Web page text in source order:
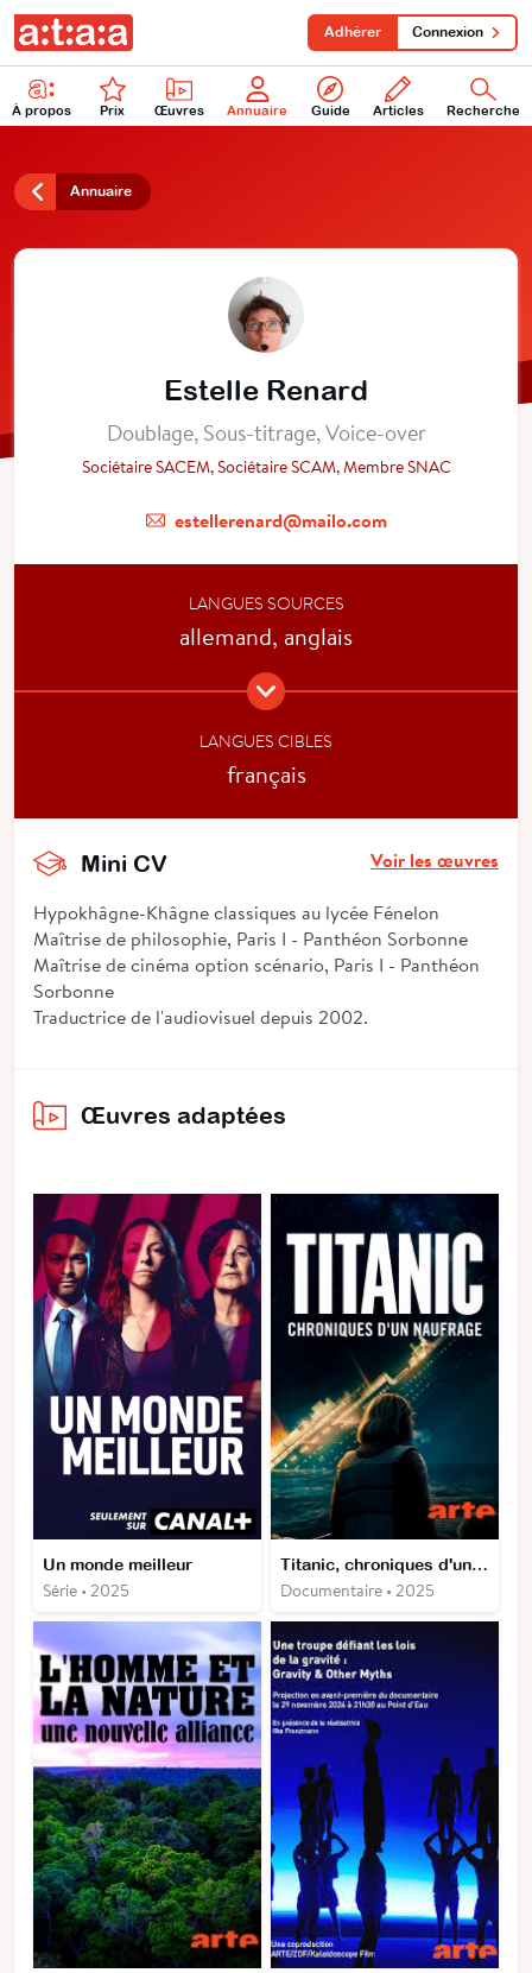
À propos Prix Œuvres Annuaire Guide Articles Recherche
Adhérer Connexion
Annuaire
Estelle Renard
Doublage, Sous-titrage, Voice-over
Sociétaire SACEM, Sociétaire SCAM, Membre SNAC
estellerenard@mailo.com
LANGUES SOURCES
allemand, anglais
LANGUES CIBLES
français
Mini CV Voir les œuvres
Hypokhâgne-Khâgne classiques au lycée Fénelon
Maîtrise de philosophie, Paris I - Panthéon Sorbonne
Maîtrise de cinéma option scénario, Paris I - Panthéon
Sorbonne
Traductrice de l'audiovisuel depuis 2002.
Œuvres adaptées
Un monde meilleur
Série • 2025
Titanic, chroniques d'un naufrage
Documentaire • 2025